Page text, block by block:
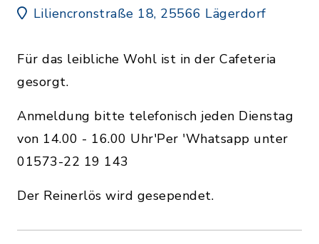
Liliencronstraße 18, 25566 Lägerdorf
Für das leibliche Wohl ist in der Cafeteria
gesorgt.
Anmeldung bitte telefonisch jeden Dienstag
von 14.00 - 16.00 Uhr'Per 'Whatsapp unter
01573-22 19 143
Der Reinerlös wird gesependet.